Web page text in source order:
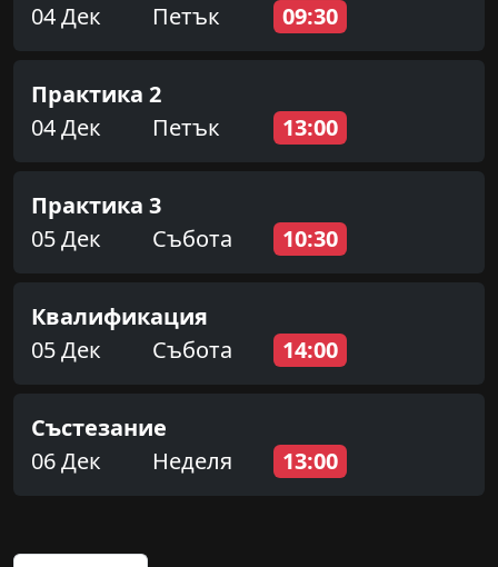
04 Дек
Петък 09:30
Практика 2
04 Дек
Петък 13:00
Практика 3
05 Дек
Събота 10:30
Квалификация
05 Дек
Събота 14:00
Състезание
06 Дек
Неделя 13:00